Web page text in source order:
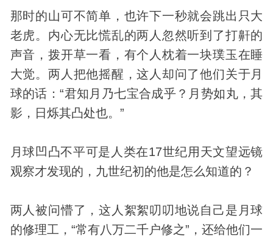
那时的山可不简单，也许下一秒就会跳出只大
老虎。内心无比慌乱的两人忽然听到了打鼾的
声音，拨开草一看，有个人枕着一块璞玉在睡
大觉。两人把他摇醒，这人却问了他们关于月
球的话：“君知月乃七宝合成乎？月势如丸，其
影，日烁其凸处也。”
月球凹凸不平可是人类在17世纪用天文望远镜
观察才发现的，九世纪初的他是怎么知道的？
两人被问懵了，这人絮絮叨叨地说自己是月球
的修理工，“常有八万二千户修之”，还给他们一